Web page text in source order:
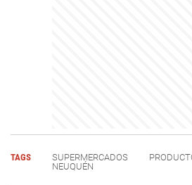
TAGS SUPERMERCADOS
NEUQUÉN